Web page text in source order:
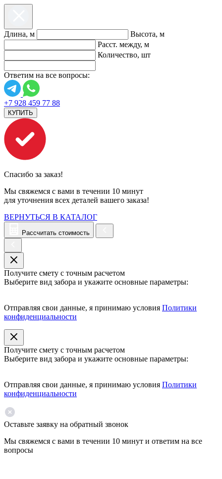
Длина, м
Высота, м
Расст. между, м
Количество, шт
Ответим на все вопросы:
+7 928 459 77 88
КУПИТЬ
Спасибо за заказ!
Мы свяжемся с вами в течении 10 минут
для уточнения всех деталей вашего заказа!
ВЕРНУТЬСЯ В КАТАЛОГ
Рассчитать стоимость
Получите смету с точным расчетом
Выберите вид забора и укажите основные параметры:
Отправляя свои данные, я принимаю условия Политики
конфиденциальности
Получите смету с точным расчетом
Выберите вид забора и укажите основные параметры:
Отправляя свои данные, я принимаю условия Политики
конфиденциальности
Оставьте заявку на обратный звонок
Мы свяжемся с вами в течении 10 минут и ответим на все
вопросы